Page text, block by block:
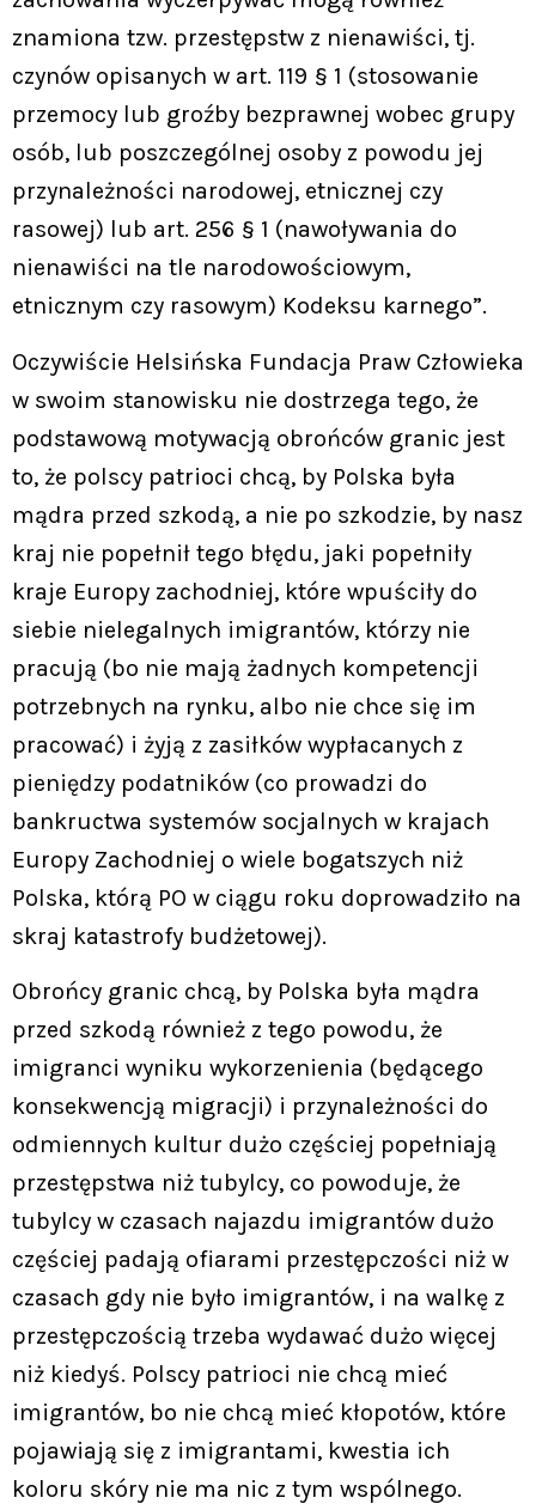
znamiona tzw. przestępstw z nienawiści, tj.
czynów opisanych w art. 119 § 1 (stosowanie
przemocy lub groźby bezprawnej wobec grupy
osób, lub poszczególnej osoby z powodu jej
przynależności narodowej, etnicznej czy
rasowej) lub art. 256 § 1 (nawoływania do
nienawiści na tle narodowościowym,
etnicznym czy rasowym) Kodeksu karnego”.
Oczywiście Helsińska Fundacja Praw Człowieka
w swoim stanowisku nie dostrzega tego, że
podstawową motywacją obrońców granic jest
to, że polscy patrioci chcą, by Polska była
mądra przed szkodą, a nie po szkodzie, by nasz
kraj nie popełnił tego błędu, jaki popełniły
kraje Europy zachodniej, które wpuściły do
siebie nielegalnych imigrantów, którzy nie
pracują (bo nie mają żadnych kompetencji
potrzebnych na rynku, albo nie chce się im
pracować) i żyją z zasiłków wypłacanych z
pieniędzy podatników (co prowadzi do
bankructwa systemów socjalnych w krajach
Europy Zachodniej o wiele bogatszych niż
Polska, którą PO w ciągu roku doprowadziło na
skraj katastrofy budżetowej).
Obrońcy granic chcą, by Polska była mądra
przed szkodą również z tego powodu, że
imigranci wyniku wykorzenienia (będącego
konsekwencją migracji) i przynależności do
odmiennych kultur dużo częściej popełniają
przestępstwa niż tubylcy, co powoduje, że
tubylcy w czasach najazdu imigrantów dużo
częściej padają ofiarami przestępczości niż w
czasach gdy nie było imigrantów, i na walkę z
przestępczością trzeba wydawać dużo więcej
niż kiedyś. Polscy patrioci nie chcą mieć
imigrantów, bo nie chcą mieć kłopotów, które
pojawiają się z imigrantami, kwestia ich
koloru skóry nie ma nic z tym wspólnego.